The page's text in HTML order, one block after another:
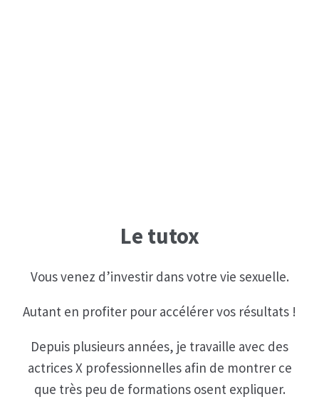
Le tutox
Vous venez d’investir dans votre vie sexuelle.
Autant en profiter pour accélérer vos résultats !
Depuis plusieurs années, je travaille avec des
actrices X professionnelles afin de montrer ce
que très peu de formations osent expliquer.